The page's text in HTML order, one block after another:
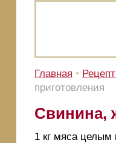
Главная •
приготовления
Свинина,
1 кг мяса целым